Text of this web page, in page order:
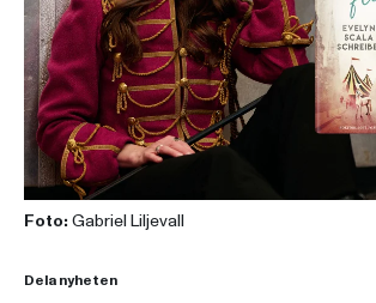
Foto: Gabriel Liljevall
Dela nyheten